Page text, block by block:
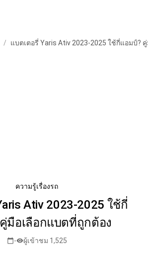
/ แบตเตอรี่ Yaris Ativ 2023-2025 ใช้กี่แอมป์?
ความรู้เรื่องรถ
Ativ 2023-2025 ใช้กี่
มือเลือกแบตที่ถูกต้อง
calendar_today-visibilityผู้เข้าชม 1,525